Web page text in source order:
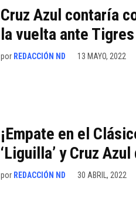
Cruz Azul contaría
la vuelta ante Tigres
por REDACCIÓN ND 13 MAYO, 2022
¡Empate en el
‘Liguilla’ y Cruz
por REDACCIÓN ND 30 ABRIL, 2022